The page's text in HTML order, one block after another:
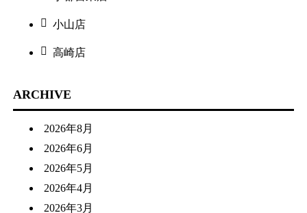
小山店
高崎店
ARCHIVE
2026年8月
2026年6月
2026年5月
2026年4月
2026年3月